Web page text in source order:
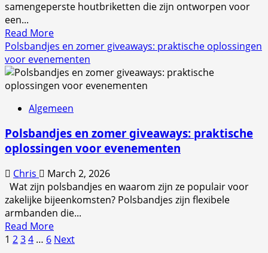
samengeperste houtbriketten die zijn ontworpen voor
een...
Read MoreRead
more
about
Pini
kay
en
voordelen
en
voor
efficiënt
stoken
Polsbandjes en zomer giveaways: praktische oplossingen
voor evenementen
Algemeen
Polsbandjes en zomer giveaways: praktische
oplossingen voor evenementen
Chris
March 2, 2026
Wat zijn polsbandjes en waarom zijn ze populair voor
zakelijke bijeenkomsten? Polsbandjes zijn flexibele
armbanden die...
Read MoreRead
more
Posts
1 234 … 6 Next